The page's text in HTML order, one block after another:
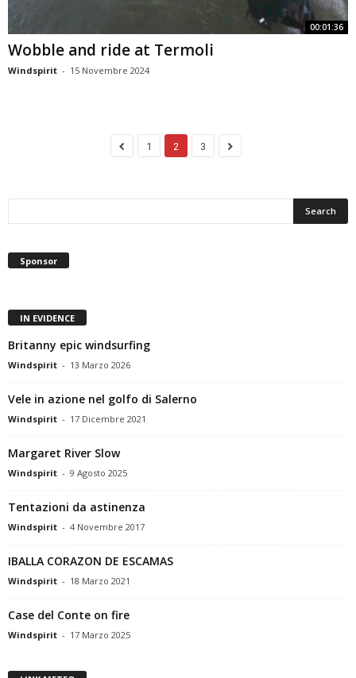
00:01:36
Wobble and ride at Termoli
Windspirit - 15 Novembre 2024
1 2 3
Sponsor
IN EVIDENCE
Britanny epic windsurfing
Windspirit - 13 Marzo 2026
Vele in azione nel golfo di Salerno
Windspirit - 17 Dicembre 2021
Margaret River Slow
Windspirit - 9 Agosto 2025
Tentazioni da astinenza
Windspirit - 4 Novembre 2017
IBALLA CORAZON DE ESCAMAS
Windspirit - 18 Marzo 2021
Case del Conte on fire
Windspirit - 17 Marzo 2025